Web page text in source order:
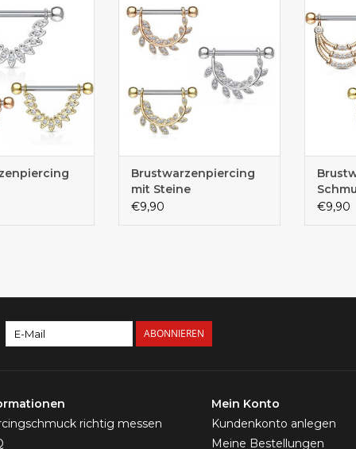
Brustwarzenpiercing
mit Steine
€9,90
€9,90
ABONNIEREN
richtig messen
Mein Konto
Kundenkonto anlegen
Meine Bestellungen